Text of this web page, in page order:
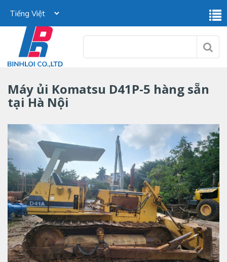
Máy ủi Komatsu D41P-5 hàng sẵn
tại Hà Nội